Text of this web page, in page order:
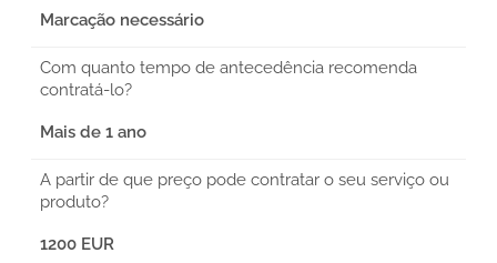
Marcação necessário
Com quanto tempo de antecedência recomenda
contratá-lo?
Mais de 1 ano
A partir de que preço pode contratar o seu serviço ou
produto?
1200 EUR